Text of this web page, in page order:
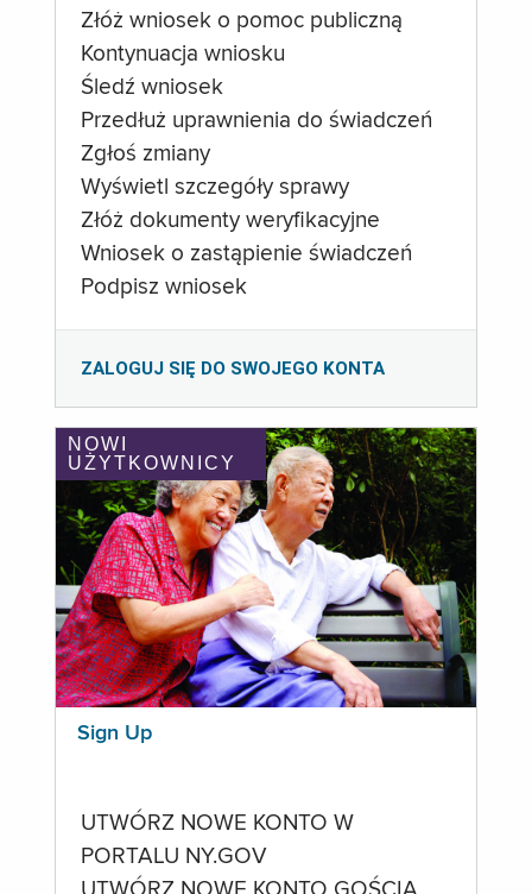
Złóż wniosek o pomoc publiczną
Kontynuacja wniosku
Śledź wniosek
Przedłuż uprawnienia do świadczeń
Zgłoś zmiany
Wyświetl szczegóły sprawy
Złóż dokumenty weryfikacyjne
Wniosek o zastąpienie świadczeń
Podpisz wniosek
ZALOGUJ SIĘ DO SWOJEGO KONTA
NOWI
UŻYTKOWNICY
Sign Up
UTWÓRZ NOWE KONTO W
PORTALU NY.GOV